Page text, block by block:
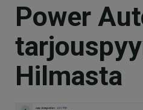
Power
Hilmasta